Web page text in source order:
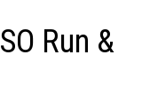
Run &